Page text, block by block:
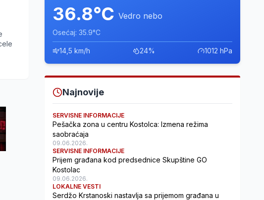
36.8°C Vedro nebo
Osećaj: 35.9°C
14,5 km/h 24% 1012 hPa
Najnovije
SERVISNE INFORMACIJE
Pešačka zona u centru Kostolca: Izmena režima
saobraćaja
09.06.2026.
SERVISNE INFORMACIJE
Prijem građana kod predsednice Skupštine GO
Kostolac
09.06.2026.
LOKALNE VESTI
Serdžo Krstanoski nastavlja sa prijemom građana u